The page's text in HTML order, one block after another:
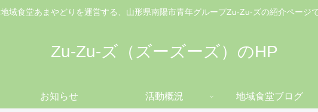
地域食堂あまやどりを運営する、山形県南陽市青年グループZu-Zu-ズの紹介ページ
Zu-Zu-ズ（ズーズーズ）のHP
お知らせ 活動概況 地域食堂ブログ